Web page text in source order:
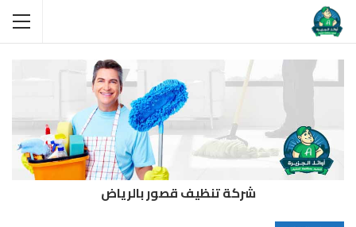
شركة تنظيف قصور بالرياض